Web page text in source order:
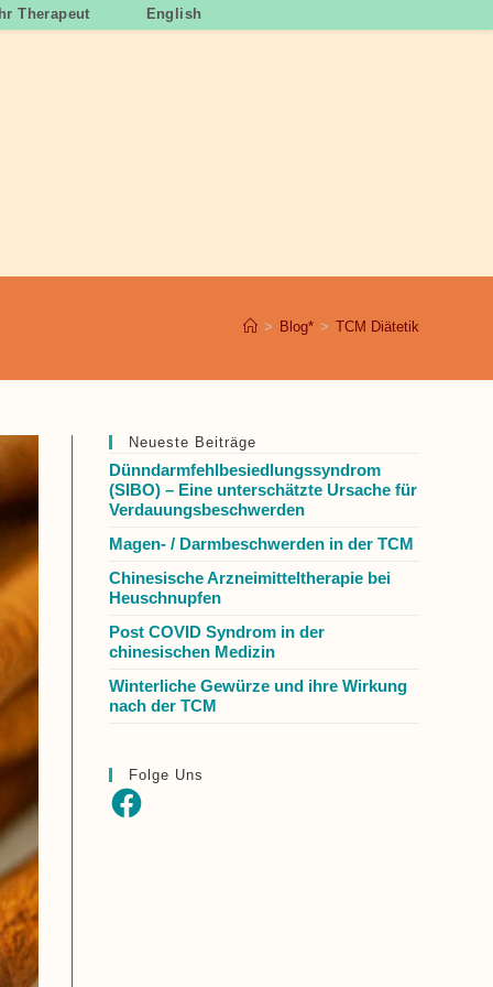
Therapeut English
> Blog* > TCM Diätetik
Neueste Beiträge
Dünndarmfehlbesiedlungssyndrom
(SIBO) – Eine unterschätzte Ursache für
Verdauungsbeschwerden
Magen- / Darmbeschwerden in der TCM
Chinesische Arzneimitteltherapie bei
Heuschnupfen
Post COVID Syndrom in der
chinesischen Medizin
Winterliche Gewürze und ihre Wirkung
nach der TCM
Folge Uns
Facebook